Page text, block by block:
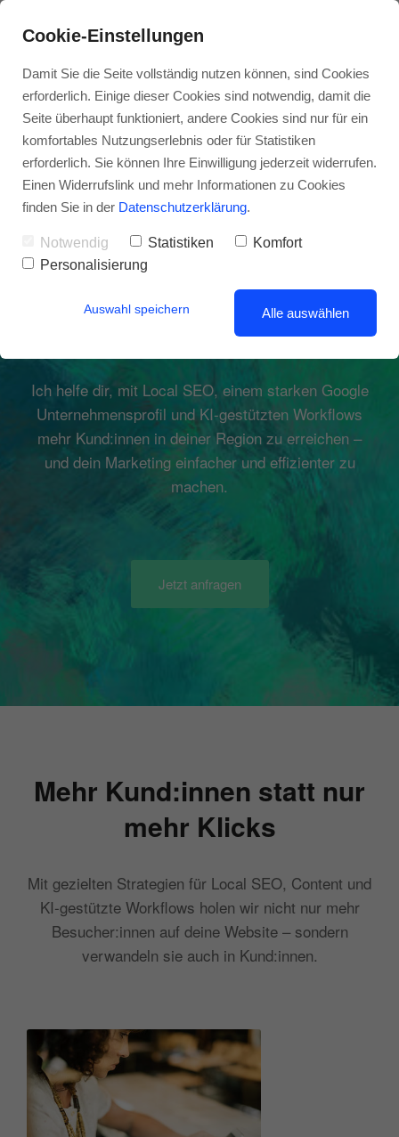
MEHR SICHTBARKEIT IN DEINER REGION.
MEHR ZEIT FÜRS WESENTLICHE.
Lokales SEO & KI-
Lösungen, die
wirklich wirken
Ich helfe dir, mit Local SEO, einem starken Google
Unternehmensprofil und KI-gestützten Workflows
mehr Kund:innen in deiner Region zu erreichen –
und dein Marketing einfacher und effizienter zu
machen.
Jetzt anfragen
Mehr Kund:innen statt nur
mehr Klicks
Mit gezielten Strategien für Local SEO, Content und
KI-gestützte Workflows holen wir nicht nur mehr
Besucher:innen auf deine Website – sondern
verwandeln sie auch in Kund:innen.
Cookie-Einstellungen
Damit Sie die Seite vollständig nutzen können, sind Cookies
erforderlich. Einige dieser Cookies sind notwendig, damit die
Seite überhaupt funktioniert, andere Cookies sind nur für ein
komfortables Nutzungserlebnis oder für Statistiken
erforderlich. Sie können Ihre Einwilligung jederzeit widerrufen.
Einen Widerrufslink und mehr Informationen zu Cookies
finden Sie in der Datenschutzerklärung.
Notwendig Statistiken
Komfort
Personalisierung
Auswahl speichern Alle auswählen